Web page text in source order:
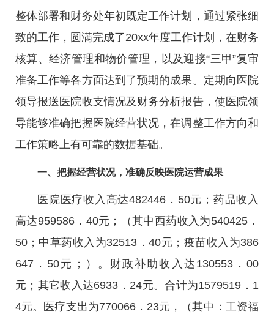
整体部署和财务处年初既定工作计划，通过紧张细
致的工作，圆满完成了20xx年度工作计划，在财务
核算、经济管理和物价管理，以及迎接“三甲”复审
准备工作等各方面达到了预期的成果。定期向医院
领导报送医院收支情况及财务分析报告，使医院领
导能够准确把握医院经营状况，在调整工作方向和
工作策略上有可靠的数据基础。
一、把握经营状况，准确反映医院运营成果
医院医疗收入高达482446．50元；药品收入
高达959586．40元；（其中西药收入为540425．
50；中草药收入为32513．40元；疫苗收入为386
647．50元；）。财政补助收入达130553．00
元；其它收入达6933．24元。合计为1579519．1
4元。医疗支出为770066．23元，（其中：工资福